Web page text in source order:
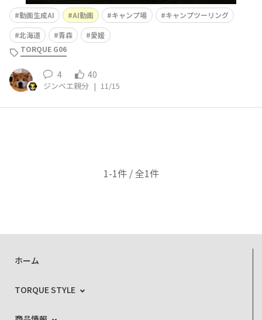
動画生成AI AI動画 キャンプ場
キャンプツーリング
北海道
青森
愛媛
TORQUE G06
4 40
ジンベエ親分 | 11/15
1-1件 / 全1件
ホーム
TORQUE STYLE